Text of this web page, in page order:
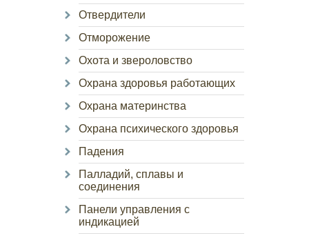
Отвердители
Отморожение
Охота и звероловство
Охрана здоровья работающих
Охрана материнства
Охрана психического здоровья
Падения
Палладий, сплавы и
соединения
Панели управления с
индикацией